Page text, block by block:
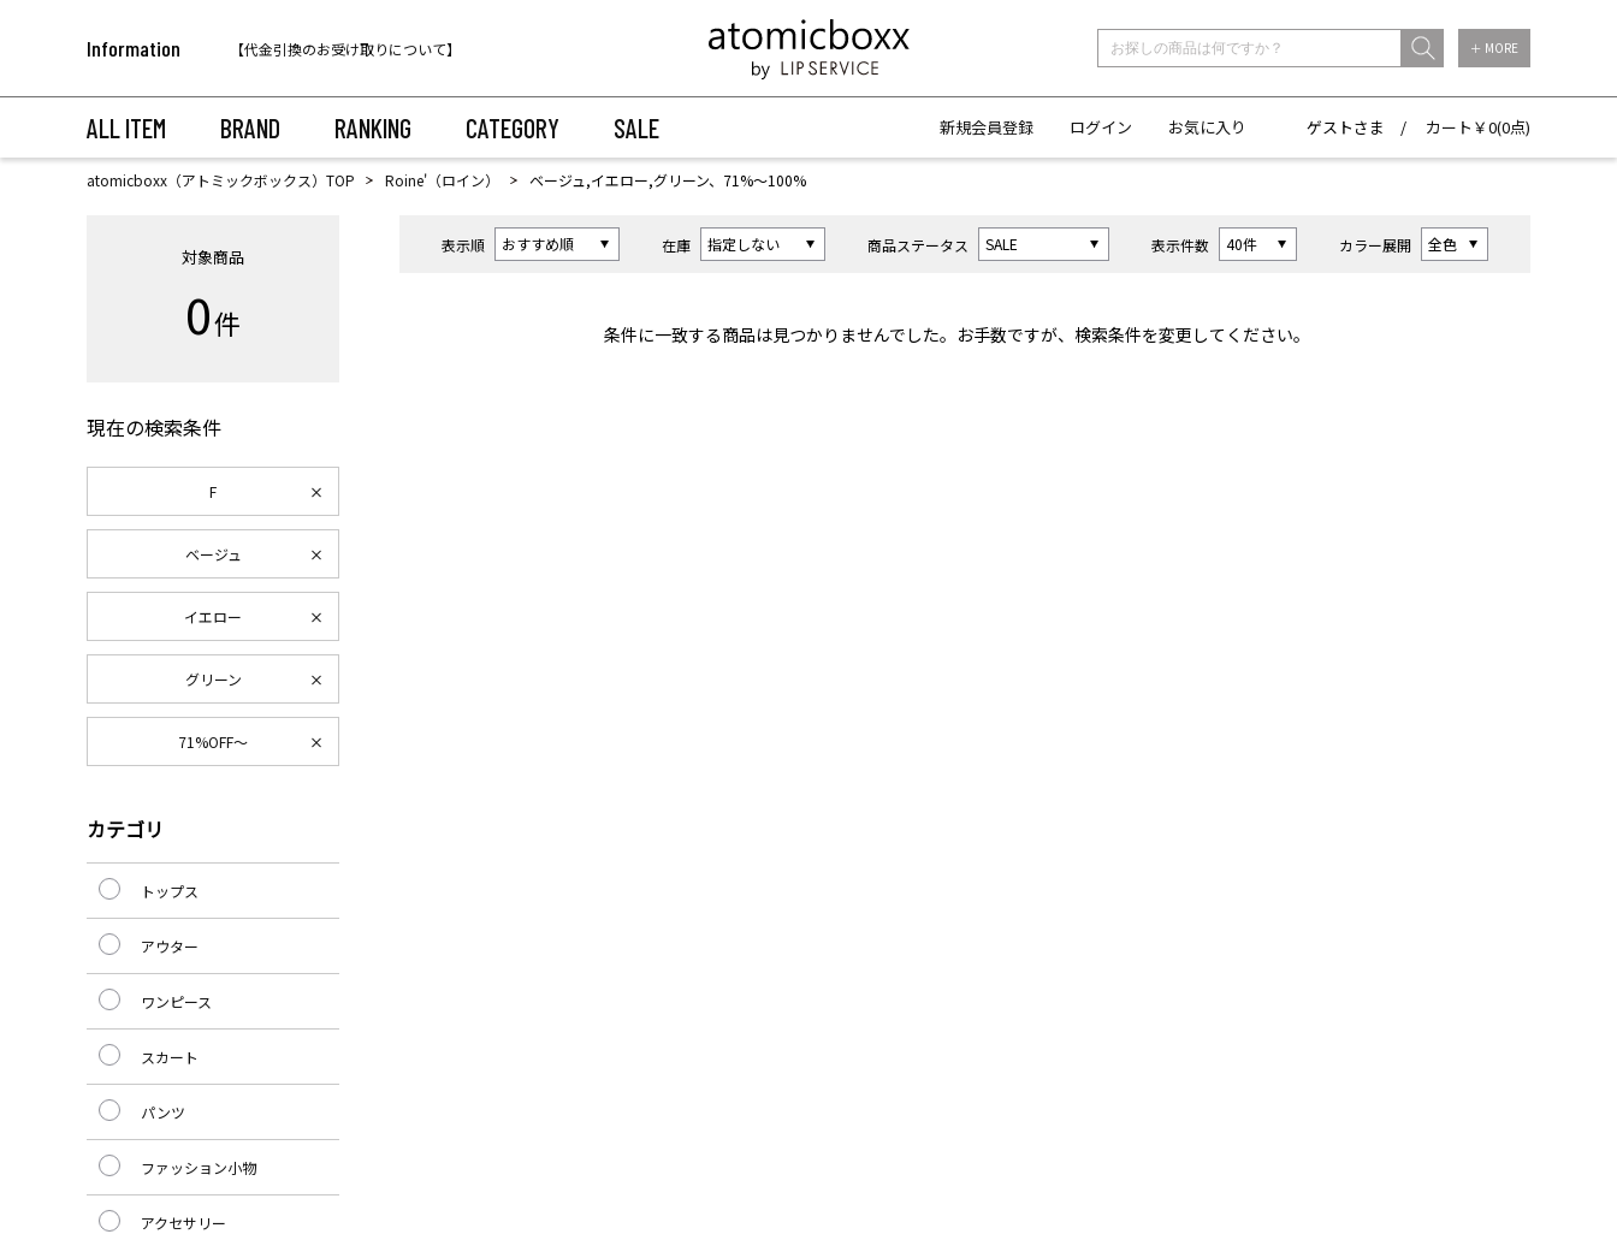
Information
【代金引換のお受け取りについて】
【重要】予約商品のお支払い方法（代金引換）変更に関するお知らせ
＋ MORE
ALL ITEM BRAND RANKING CATEGORY SALE 新規会員登録 ログイン お気に入り ゲストさま / カート￥0(0点)
atomicboxx（アトミックボックス）TOP Roine'（ロイン） ベージュ,イエロー,グリーン、71%〜100%
表示順 在庫 商品ステータス 表示件数 カラー展開
条件に一致する商品は見つかりませんでした。お手数ですが、検索条件を変更してください。
対象商品
0件
現在の検索条件
F
ベージュ
イエロー
グリーン
71%OFF～
カテゴリ
トップス
アウター
ワンピース
スカート
パンツ
ファッション小物
アクセサリー